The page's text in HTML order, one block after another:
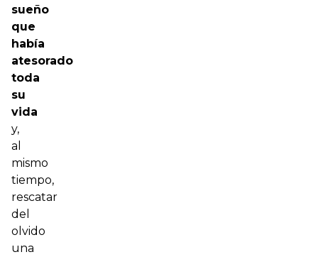
sueño
que
había
atesorado
toda
su
vida
y,
al
mismo
tiempo,
rescatar
del
olvido
una